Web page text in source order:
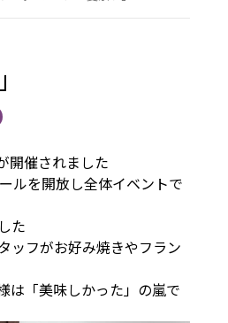
開催されました
ルを開放し全体イベントで
た
ッフがお好み焼きやフラン
は「美味しかった」の嵐で